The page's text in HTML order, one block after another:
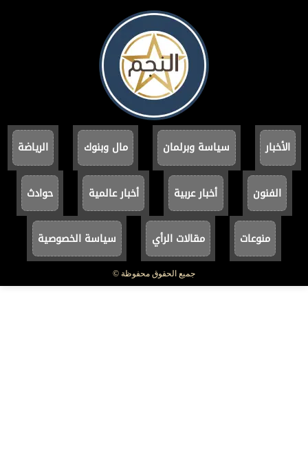
الأخبار سياسة وبرلمان مال وبنوك الرياضة
الفنون أخبار عربية أخبار عالمية حوادث
منوعات مقالات الرأي سياسة الخصوصية
جميع الحقوق محفوظة ©